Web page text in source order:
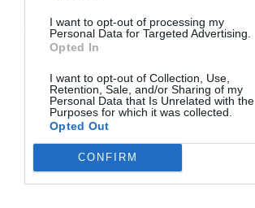
I want to opt-out of processing my
Personal Data for Targeted Advertising.
Opted In
I want to opt-out of Collection, Use,
Retention, Sale, and/or Sharing of my
Personal Data that Is Unrelated with the
Purposes for which it was collected.
Opted Out
CONFIRM
F-16 ΠΟΛΕΜΙΚΗ ΑΕΡΟΠΟΡΙΑ